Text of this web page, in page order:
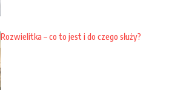
Rozwielitka – co to jest i do czego służy?